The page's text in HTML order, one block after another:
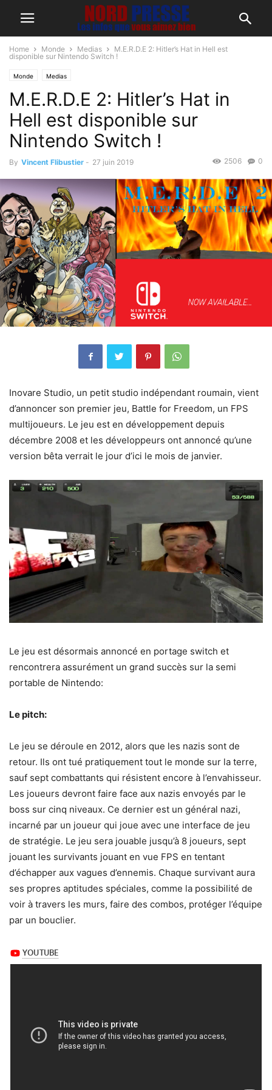
Home Monde Medias
M.E.R.D.E 2: Hitler’s Hat in Hell est
disponible sur Nintendo Switch !
Monde Medias
M.E.R.D.E 2: Hitler’s Hat in
Hell est disponible sur
Nintendo Switch !
By Vincent Flibustier - 27 juin 2019 0
2506
Inovare Studio, un petit studio indépendant roumain, vient
d’annoncer son premier jeu, Battle for Freedom, un FPS
multijoueurs. Le jeu est en développement depuis
décembre 2008 et les développeurs ont annoncé qu’une
version bêta verrait le jour d’ici le mois de janvier.
Le jeu est désormais annoncé en portage switch et
rencontrera assurément un grand succès sur la semi
portable de Nintendo:
Le pitch:
Le jeu se déroule en 2012, alors que les nazis sont de
retour. Ils ont tué pratiquement tout le monde sur la terre,
sauf sept combattants qui résistent encore à l’envahisseur.
Les joueurs devront faire face aux nazis envoyés par le
boss sur cinq niveaux. Ce dernier est un général nazi,
incarné par un joueur qui joue avec une interface de jeu
de stratégie. Le jeu sera jouable jusqu’à 8 joueurs, sept
jouant les survivants jouant en vue FPS en tentant
d’échapper aux vagues d’ennemis. Chaque survivant aura
ses propres aptitudes spéciales, comme la possibilité de
voir à travers les murs, faire des combos, protéger l’équipe
par un bouclier.